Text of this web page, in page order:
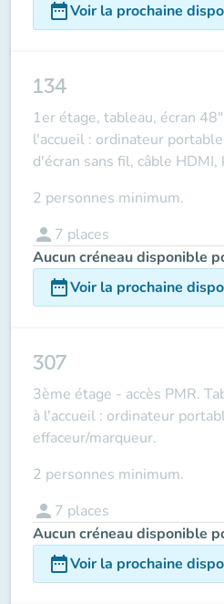
date_rangeVoir la prochaine
134
1er étage, tableau, écran
l'accueil : ordinateur
d'écran sans fil, câble
2 personnes minimum.
person 7 places
Aucun créneau disponible
date_rangeVoir la prochaine
307
3ème étage - accès PMR.
à l'accueil : ordinateur
effaceur/marqueur.
2 personnes minimum.
person 7 places
Aucun créneau disponible
date_rangeVoir la prochaine